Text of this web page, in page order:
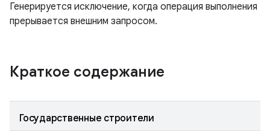
Генерируется исключение, когда операция выполнения
прерывается внешним запросом.
Краткое содержание
Государственные строители